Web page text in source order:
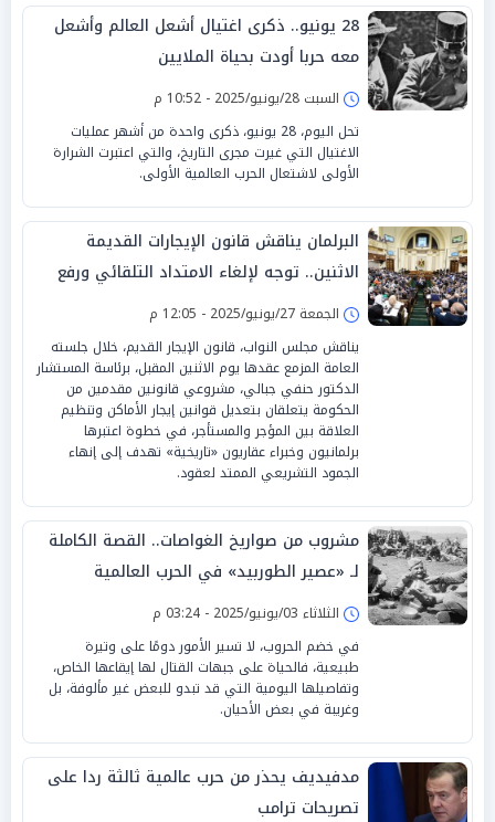
28 يونيو.. ذكرى اغتيال أشعل العالم وأشعل
معه حربا أودت بحياة الملايين
السبت 28/يونيو/2025 - 10:52 م
تحل اليوم، 28 يونيو، ذكرى واحدة من أشهر عمليات
الاغتيال التي غيرت مجرى التاريخ، والتي اعتبرت الشرارة
الأولى لاشتعال الحرب العالمية الأولى.
البرلمان يناقش قانون الإيجارات القديمة
الاثنين.. توجه لإلغاء الامتداد التلقائي ورفع
الأجرةالجمعة 27/يونيو/2025 - 12:05 م
يناقش مجلس النواب، قانون الإيجار القديم، خلال جلسته
العامة المزمع عقدها يوم الاثنين المقبل، برئاسة المستشار
الدكتور حنفي جبالي، مشروعي قانونين مقدمين من
الحكومة يتعلقان بتعديل قوانين إيجار الأماكن وتنظيم
العلاقة بين المؤجر والمستأجر، في خطوة اعتبرها
برلمانيون وخبراء عقاريون «تاريخية» تهدف إلى إنهاء
الجمود التشريعي الممتد لعقود.
مشروب من صواريخ الغواصات.. القصة الكاملة
لـ «عصير الطوربيد» في الحرب العالمية
الثلاثاء 03/يونيو/2025 - 03:24 م
في خضم الحروب، لا تسير الأمور دومًا على وتيرة
طبيعية، فالحياة على جبهات القتال لها إيقاعها الخاص،
وتفاصيلها اليومية التي قد تبدو للبعض غير مألوفة، بل
وغريبة في بعض الأحيان.
مدفيديف يحذر من حرب عالمية ثالثة ردا على
تصريحات ترامب